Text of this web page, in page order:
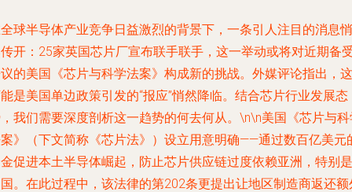
球半导体产业竞争日益激烈的背景下，一条引人注目的消息悄
开：25家英国芯片厂宣布联手联手，这一举动或将对近期备
的美国《芯片与科学法案》构成新的挑战。外媒评论指出，这
是美国单边政策引发的“报应”悄然降临。结合芯片行业发展态
我们需要深度剖析这一趋势的何去何从。\n\n美国《芯片与
》（下文简称《芯片法》）设立用意明确——通过数百亿美元
促进本土半导体崛起，防止芯片供应链过度依赖亚洲，特别是
。在此过程中，该法律的第202条更提出让地区制造商返还额